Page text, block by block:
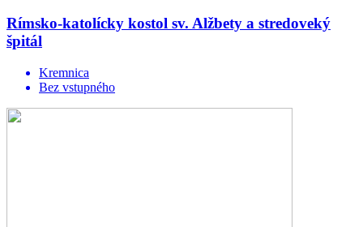
Rímsko-katolícky kostol sv. Alžbety a stredoveký
špitál
Kremnica
Bez vstupného